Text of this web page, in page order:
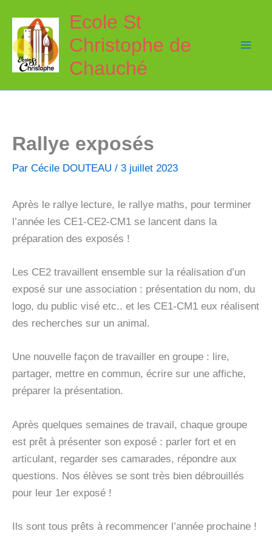
contenu
Ecole St
Christophe de
Chauché
Rallye exposés
Par Cécile DOUTEAU / 3 juillet 2023
Après le rallye lecture, le rallye maths, pour terminer
l’année les CE1-CE2-CM1 se lancent dans la
préparation des exposés !
Les CE2 travaillent ensemble sur la réalisation d’un
exposé sur une association : présentation du nom, du
logo, du public visé etc.. et les CE1-CM1 eux réalisent
des recherches sur un animal.
Une nouvelle façon de travailler en groupe : lire,
partager, mettre en commun, écrire sur une affiche,
préparer la présentation.
Après quelques semaines de travail, chaque groupe
est prêt à présenter son exposé : parler fort et en
articulant, regarder ses camarades, répondre aux
questions. Nos élèves se sont très bien débrouillés
pour leur 1er exposé !
Ils sont tous prêts à recommencer l’année prochaine !